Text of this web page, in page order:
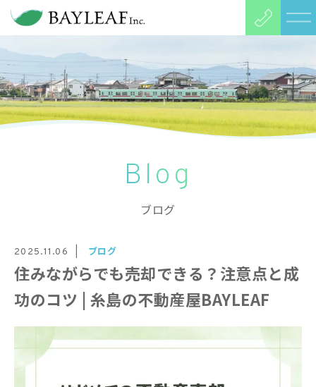
Blog
ブログ
2025.11.06 ブログ
住みながらでも売却できる？注意点と成
功のコツ | 糸島の不動産屋BAYLEAF